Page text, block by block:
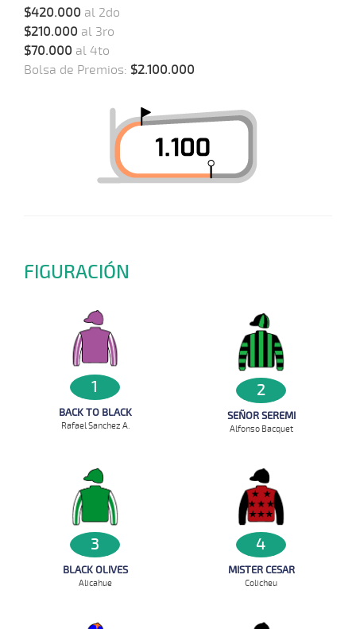
$420.000 al 2do
$210.000 al 3ro
$70.000 al 4to
Bolsa de Premios: $2.100.000
FIGURACIÓN
1
BACK TO BLACK
Rafael Sanchez A.
2
SEÑOR SEREMI
Alfonso Bacquet
3
BLACK OLIVES
Alicahue
4
MISTER CESAR
Colicheu